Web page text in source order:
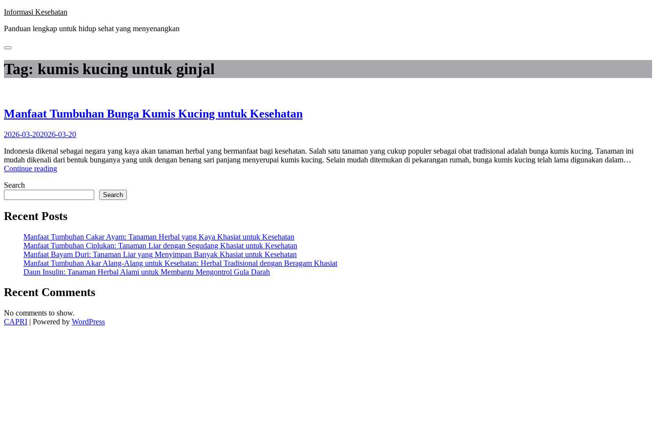
Skip
content
Informasi Kesehatan
Panduan lengkap untuk hidup sehat yang menyenangkan
Tag: kumis kucing untuk ginjal
Manfaat Tumbuhan Bunga Kumis Kucing untuk Kesehatan
2026-03-202026-03-20
Indonesia dikenal sebagai negara yang kaya akan tanaman herbal yang bermanfaat bagi kesehatan. Salah satu tanaman yang cukup populer sebagai obat tradisional adalah bunga kumis kucing. Tanaman ini
mudah dikenali dari bentuk bunganya yang unik dengan benang sari panjang menyerupai kumis kucing. Selain mudah ditemukan di pekarangan rumah, bunga kumis kucing telah lama digunakan dalam…
Continue reading“Manfaat
untuk
Kesehatan”
Search
Search
Recent Posts
Manfaat Tumbuhan Cakar Ayam: Tanaman Herbal yang Kaya Khasiat untuk Kesehatan
Manfaat Tumbuhan Ciplukan: Tanaman Liar dengan Segudang Khasiat untuk Kesehatan
Manfaat Bayam Duri: Tanaman Liar yang Menyimpan Banyak Khasiat untuk Kesehatan
Manfaat Tumbuhan Akar Alang-Alang untuk Kesehatan: Herbal Tradisional dengan Beragam Khasiat
Daun Insulin: Tanaman Herbal Alami untuk Membantu Mengontrol Gula Darah
Recent Comments
No comments to show.
CAPRI | Powered by WordPress